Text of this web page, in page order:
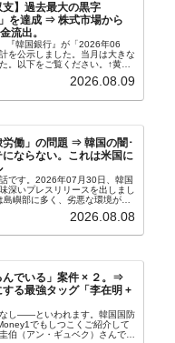
支】過去最大の黒字
を達成 ⇒ 株式市場から
流出。
『韓国銀行』が「2026年06
を公示しました。当月は大きな
。以下をご覧ください。↑黄色
カスしているのが2026年06月
2026年06月貿易収支：4...
2026.08.09
労働」の問題 ⇒ 韓国の闇･
ならない。これは米国に
です。2026年07月30日、韓国
深いプレスリリースを出しまし
嶼部に多く、劣悪な環境が一
述）。これは、いわゆる「塩田
2026.08.08
んでいる」案件 × ２。⇒
る最強タッグ「李在明 +
し――といわれます。韓国国防
でもしつこくご紹介して
伯（アン・ギュベク）さんで